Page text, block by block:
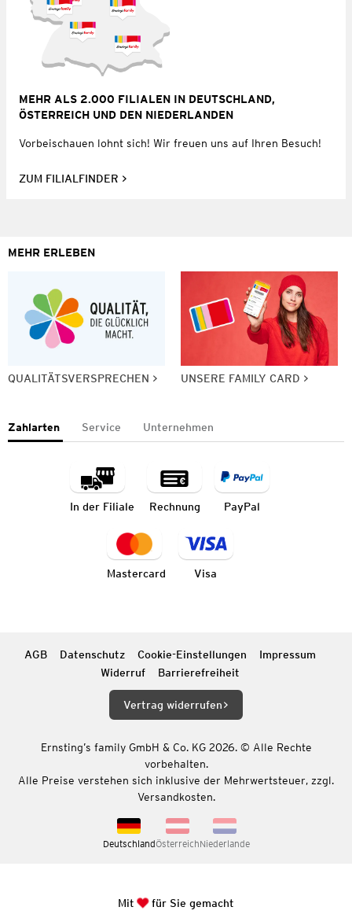
MEHR ALS 2.000 FILIALEN IN DEUTSCHLAND,
ÖSTERREICH UND DEN NIEDERLANDEN
Vorbeischauen lohnt sich! Wir freuen uns auf Ihren Besuch!
ZUM FILIALFINDER
MEHR ERLEBEN
QUALITÄTSVERSPRECHEN UNSERE FAMILY CARD
Zahlarten Service Unternehmen
In der Filiale Rechnung PayPal
Mastercard Visa
AGB Datenschutz Cookie-Einstellungen
Impressum
Widerruf
Barrierefreiheit
Vertrag widerrufen
Ernsting’s family GmbH & Co. KG 2026. © Alle Rechte
vorbehalten.
Alle Preise verstehen sich inklusive der Mehrwertsteuer, zzgl.
Versandkosten.
DeutschlandÖsterreichNiederlande
Mit für Sie gemacht